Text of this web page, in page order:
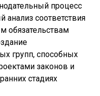
процесс
анализ соответствия
обязательствам
групп, способных
законов и
стадиях